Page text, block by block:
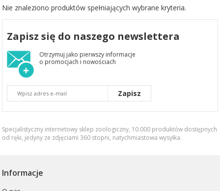
Nie znaleziono produktów spełniających wybrane kryteria.
Zapisz się do naszego newslettera
Otrzymuj jako pierwszy informacje
o promocjach i nowościach
Zapisz
Specjalistyczny internetowy sklep zoologiczny, 10.000 produktów dostępnych
od ręki, jedyny ze zdjęciami 360 stopni, natychmiastowa wysyłka.
Informacje